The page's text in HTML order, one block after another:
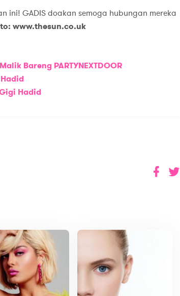
ini! GADIS doakan semoga hubungan mereka
www.thesun.co.uk
Bareng PARTYNEXTDOOR
Hadid